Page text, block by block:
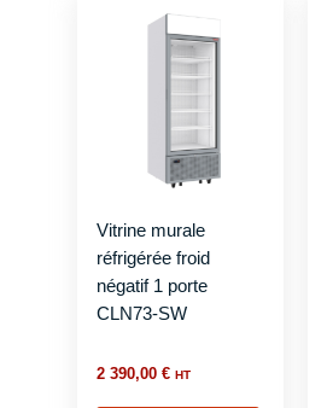
Vitrine murale
réfrigérée froid
négatif 1 porte
CLN73-SW
2 390,00€ HT